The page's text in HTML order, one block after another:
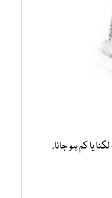
یا کم ہو جانا،